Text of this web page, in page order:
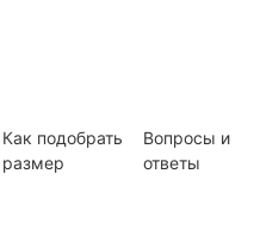
Как подобрать
размер
Вопросы и
ответы